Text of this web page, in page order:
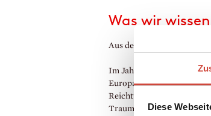
Diese
Was wir
Aus dem Englischen von
Im Jahr 2119: Die Welt ist
Europa eine
Reichtum unserer
Traum. Der